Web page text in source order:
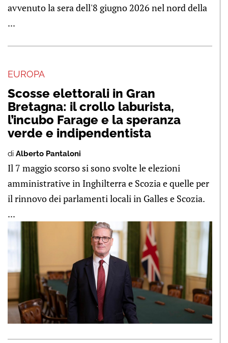
avvenuto la sera dell'8 giugno 2026 nel nord della
...
EUROPA
Scosse elettorali in Gran
Bretagna: il crollo laburista,
l’incubo Farage e la speranza
verde e indipendentista
di Alberto Pantaloni
Il 7 maggio scorso si sono svolte le elezioni
amministrative in Inghilterra e Scozia e quelle per
il rinnovo dei parlamenti locali in Galles e Scozia.
...